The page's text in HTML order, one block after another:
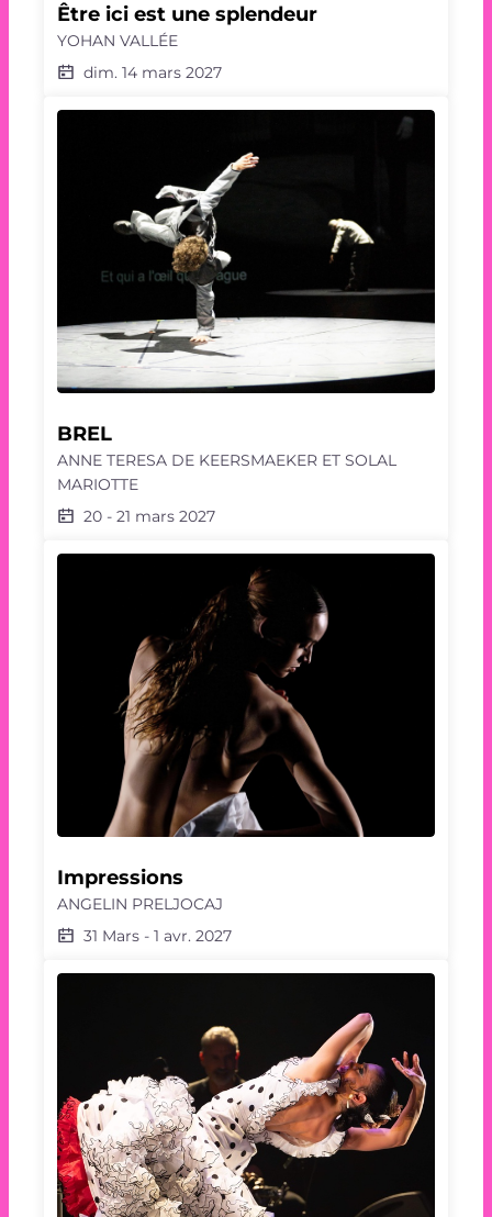
Être ici est une splendeur
YOHAN VALLÉE
dim. 14 mars 2027
BREL
ANNE TERESA DE KEERSMAEKER ET SOLAL
MARIOTTE
20 - 21 mars 2027
Impressions
ANGELIN PRELJOCAJ
31 Mars - 1 avr. 2027